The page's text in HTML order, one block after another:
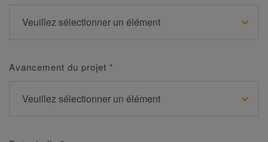
Avancement du projet *